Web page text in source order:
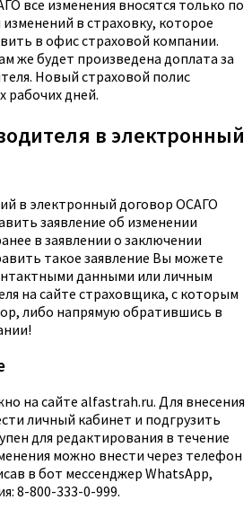
все изменения вносятся только по
в страховку, которое
в офис страховой компании.
же будет произведена доплата за
Новый страховой полис
рабочих дней.
в электронный
в электронный договор ОСАГО
заявление об изменении
в заявлении о заключении
такое заявление Вы можете
данными или личным
на сайте страховщика, с которым
либо напрямую обратившись в
на сайте alfastrah.ru. Для внесения
личный кабинет и подгрузить
для редактирования в течение
можно внести через телефон
в бот мессенджер WhatsApp,
8-800-333-0-999.